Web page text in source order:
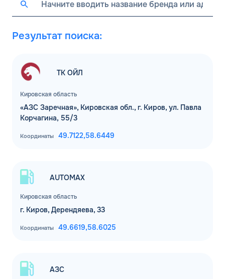
Результат поиска:
Кировская область
ТК ОЙЛ
«АЗС Заречная», Кировская обл., г. Киров, ул. Павла
Корчагина, 55/3
Координаты 49.7122,58.6449
Кировская область
AUTOMAX
г. Киров, Дерендяева, 33
Координаты 49.6619,58.6025
АЗС
ОБРАТНЫЙ ЗВОНОК
Спасибо! Ваша заявка принята.
Мы свяжемся с Вами в ближайшее
рабочее время: пн-пт с 9:00 до 18:00